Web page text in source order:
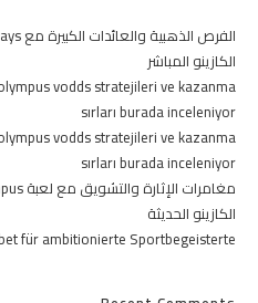
الكازينو المباشر‎
vodds stratejileri ve kazanma
sırları burada inceleniyor
vodds stratejileri ve kazanma
sırları burada inceleniyor
الكازينو الحديثة
für ambitionierte Sportbegeisterte